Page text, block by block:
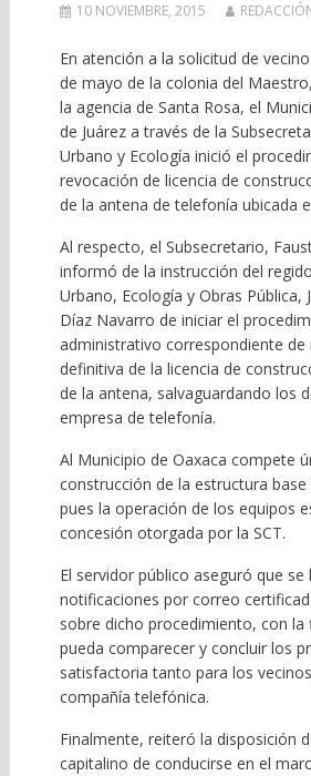
10 NOVIEMBRE, 2015
En atención a la solicitud de
de mayo de la colonia del
la agencia de Santa Rosa, el
de Juárez a través de la
Urbano y Ecología inició el
revocación de licencia de
de la antena de telefonía ubicada
Al respecto, el Subsecretario,
informó de la instrucción del
Urbano, Ecología y Obras Pública,
Díaz Navarro de iniciar el
administrativo correspondiente de
definitiva de la licencia de
de la antena, salvaguardando los
empresa de telefonía.
Al Municipio de Oaxaca compete
construcción de la estructura
pues la operación de los equipos
concesión otorgada por la SCT.
El servidor público aseguró que se
notificaciones por correo
sobre dicho procedimiento, con la
pueda comparecer y concluir los
satisfactoria tanto para los
compañía telefónica.
Finalmente, reiteró la disposición
capitalino de conducirse en el